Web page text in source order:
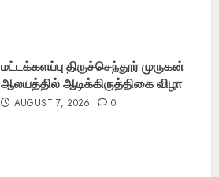
மட்டக்களப்பு திருச்செந்தூர் முருகன்
ஆலயத்தில் ஆடிக்கிருத்திகை விழா
AUGUST 7, 2026 0